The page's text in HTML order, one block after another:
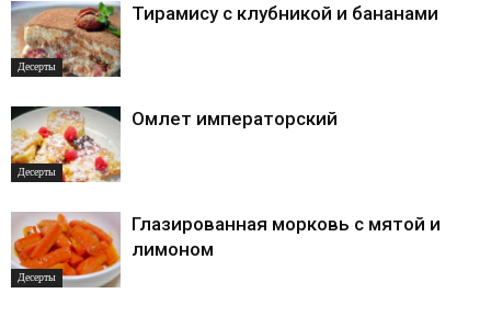
Десерты
Тирамису с клубникой и бананами
Десерты
Омлет императорский
Десерты
Глазированная морковь с мятой и
лимоном